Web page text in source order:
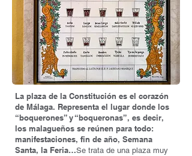
La plaza de la Constitución es el corazón
de Málaga. Representa el lugar donde los
“boquerones” y “boqueronas”, es decir,
los malagueños se reúnen para todo:
manifestaciones, fin de año, Semana
Santa, la Feria…Se trata de una plaza muy